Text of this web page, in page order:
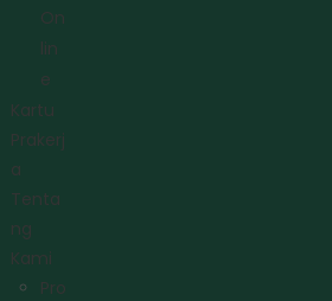
On
Lin
E
Kartu
Prakerj
A
Tenta
Ng
Kami
Pro